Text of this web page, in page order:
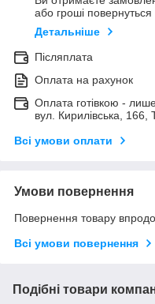
або гроші
Детальніше
Післяплата
Оплата на рахунок
Оплата готівкою -
вул. Кирилівська, 166,
Всі умови оплати
Умови повернення
Повернення товару
Всі умови повернення
Подібні товари